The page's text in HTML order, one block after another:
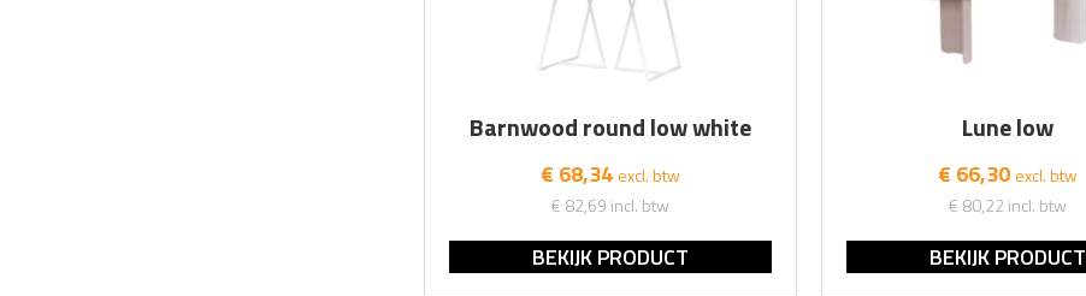
Barnwood round low white
€ 68,34 excl. btw
€ 82,69 incl. btw
BEKIJK PRODUCT
Lune low
€ 66,30 excl. btw
€ 80,22 incl. btw
BEKIJK PRODUCT